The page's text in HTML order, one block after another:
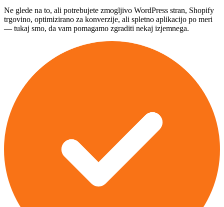
Ne glede na to, ali potrebujete zmogljivo WordPress stran, Shopify
trgovino, optimizirano za konverzije, ali spletno aplikacijo po meri
— tukaj smo, da vam pomagamo zgraditi nekaj izjemnega.